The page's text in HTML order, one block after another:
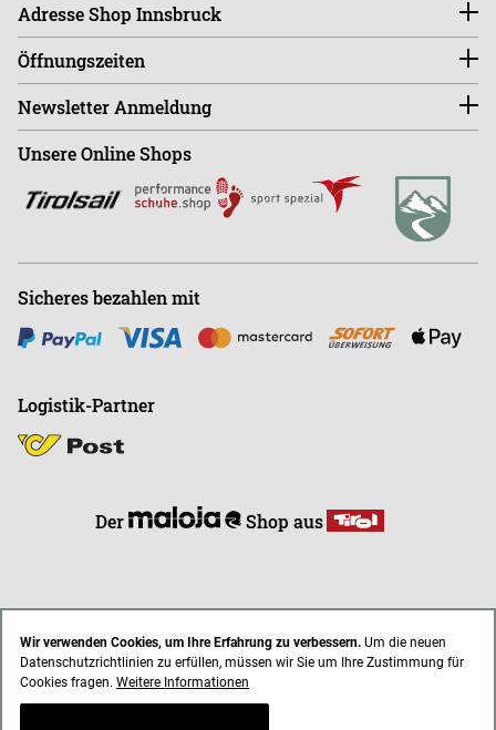
Wir verwenden Cookies, um Ihre Erfahrung zu verbessern. Um die neuen
Datenschutzrichtlinien zu erfüllen, müssen wir Sie um Ihre Zustimmung für
Cookies fragen. Weitere Informationen
Adresse Shop Innsbruck
Andreas-Hofer-Straße 14
6020 Innsbruck, Austria
Shop+43 (0)664-88363270
Büro+43 (0)676-9408501
Öffnungszeiten
Sa - Mo ist der Shop GESCHLOSSEN!
Newsletter Anmeldung
Größentabellen
FAQ
Widerruf
Versandkosten
Retourenportal
Unsere Online Shops
Sicheres bezahlen mit
Logistik-Partner
Der Shop aus
AGB Impressum Datenschutz
* Alle Preise inkl. gesetzl. Mehrwertsteuer zzgl. Versandkosten